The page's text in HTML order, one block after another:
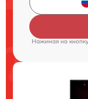
Нажимая на